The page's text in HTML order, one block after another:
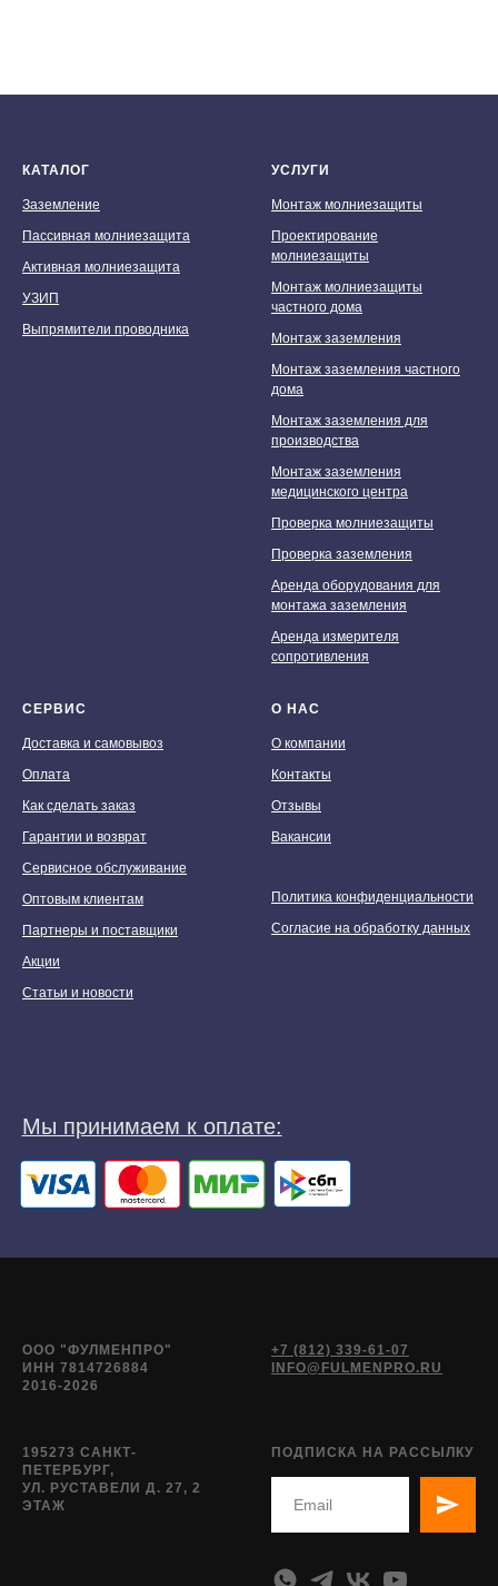
КАТАЛОГ
Заземление
Пассивная молниезащита
Активная молниезащита
УЗИП
Выпрямители проводника
УСЛУГИ
Монтаж молниезащиты
Проектирование
молниезащиты
Монтаж молниезащиты
частного дома
Монтаж заземления
Монтаж заземления частного
дома
Монтаж заземления для
производства
Монтаж заземления
медицинского центра
Проверка молниезащиты
Проверка заземления
Аренда оборудования для
монтажа заземления
Аренда измерителя
сопротивления
СЕРВИС
Доставка и самовывоз
Оплата
Как сделать заказ
Гарантии и возврат
Сервисное обслуживание
Оптовым клиентам
Партнеры и поставщики
Акции
Статьи и новости
О НАС
О компании
Контакты
Отзывы
Вакансии
Политика конфиденциальности
Согласие на обработку данных
ООО "ФУЛМЕНПРО"
ИНН 7814726884
2016-2026
+7 (812) 339-61-07
INFO@FULMENPRO.RU
195273 САНКТ-
ПЕТЕРБУРГ,
УЛ. РУСТАВЕЛИ Д. 27, 2
ЭТАЖ
ПОДПИСКА НА РАССЫЛКУ